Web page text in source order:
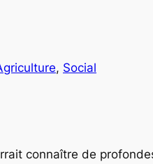
, Social
connaître de